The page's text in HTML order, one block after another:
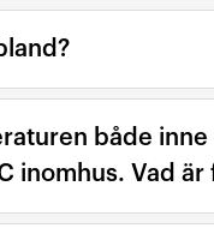
både
inomhus. Vad är